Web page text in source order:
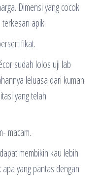
Dimensi yang cocok
apik.
sudah lolos uji lab
leluasa dari kuman
yang telah
macam.
membikin kau lebih
yang pantas dengan